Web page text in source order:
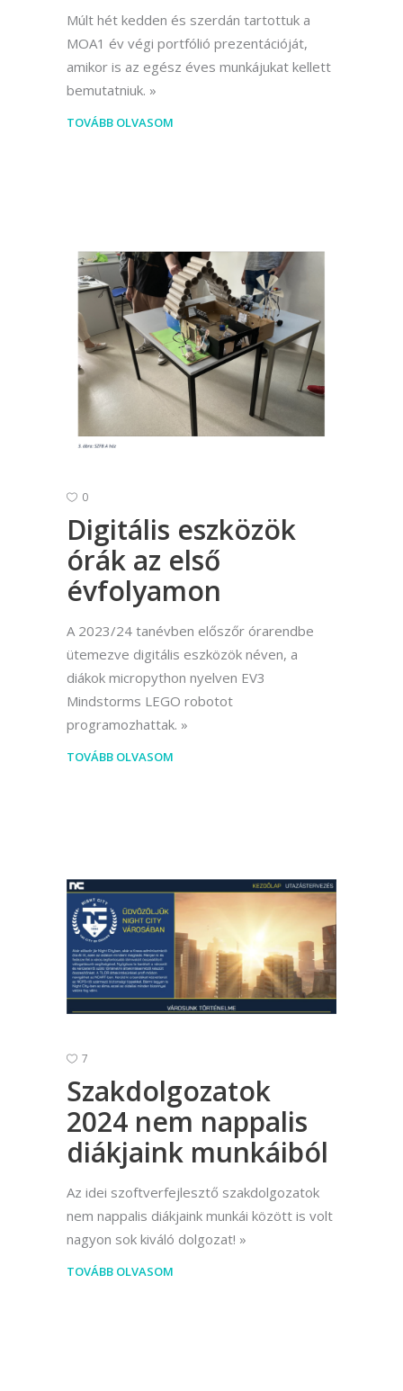
Múlt hét kedden és szerdán tartottuk a
MOA1 év végi portfólió prezentációját,
amikor is az egész éves munkájukat kellett
bemutatniuk.
TOVÁBB OLVASOM
0
Digitális eszközök
órák az első
évfolyamon
A 2023/24 tanévben előszőr órarendbe
ütemezve digitális eszközök néven, a
diákok micropython nyelven EV3
Mindstorms LEGO robotot
programozhattak.
TOVÁBB OLVASOM
7
Szakdolgozatok
2024 nem nappalis
diákjaink munkáiból
Az idei szoftverfejlesztő szakdolgozatok
nem nappalis diákjaink munkái között is volt
nagyon sok kiváló dolgozat!
TOVÁBB OLVASOM